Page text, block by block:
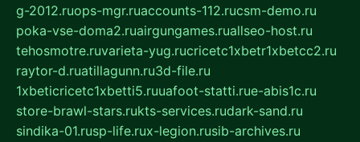
g-2012.ruops-mgr.ruaccounts-112.rucsm-demo.ru
poka-vse-doma2.ruairgungames.ruallseo-host.ru
tehosmotre.ruvarieta-yug.rucricetc1xbetr1xbetcc2.ru
raytor-d.ruatillagunn.ru3d-file.ru
1xbeticricetc1xbetti5.ruuafoot-statti.rue-abis1c.ru
store-brawl-stars.rukts-services.rudark-sand.ru
sindika-01.rusp-life.rux-legion.rusib-archives.ru